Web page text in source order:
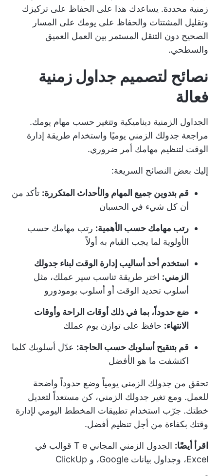
زمنية محددة. يساعدك هذا على الحفاظ على تركيزك
وتقليل المشتتات والحفاظ على يومك على المسار
الصحيح دون التنقل المستمر بين العمل العميق
والسطحي.
نصائح لتصميم جداول زمنية
فعالة
الجداول الزمنية ديناميكية وتتغير حسب مهام يومك.
مراجعة جدولك الزمني يوميًا واستخدام طريقة إدارة
الوقت لتنظيم مهامك أمر ضروري.
إليك بعض النصائح السريعة:
قم بتدوين جميع المهام والأحداث المتكررة: تأكد من
أن كل شيء في الحسبان
رتب مهامك حسب الأهمية: رتب مهامك حسب
الأولوية لما يجب القيام به أولاً
استخدم أحد أساليب إدارة الوقت لبناء جدولك
الزمني: اختر طريقة تناسب سير عملك، مثل
أسلوب تحديد الوقت أو أسلوب بومودورو
ضع حدوداً، بما في ذلك أوقات الراحة وأوقات
الانتهاء: حافظ على توازن يوم عملك
قم بتنقيح أسلوبك حسب الحاجة: عدّل أسلوبك كلما
اكتشفت ما هو الأفضل
تحقق من جدولك الزمني يومياً وضع حدوداً واضحة
للعمل. ومع تغير جدولك الزمني، كن مستعداً لتعديل
خطتك. جرّب استخدام تطبيقات المخطط اليومي لإدارة
وقتك بكفاءة من أجل تنظيم أفضل.
اقرأ أيضًا: الجدول الزمني المجاني T e
قوالب في
Excel، وجداول بيانات Google، و ClickUp